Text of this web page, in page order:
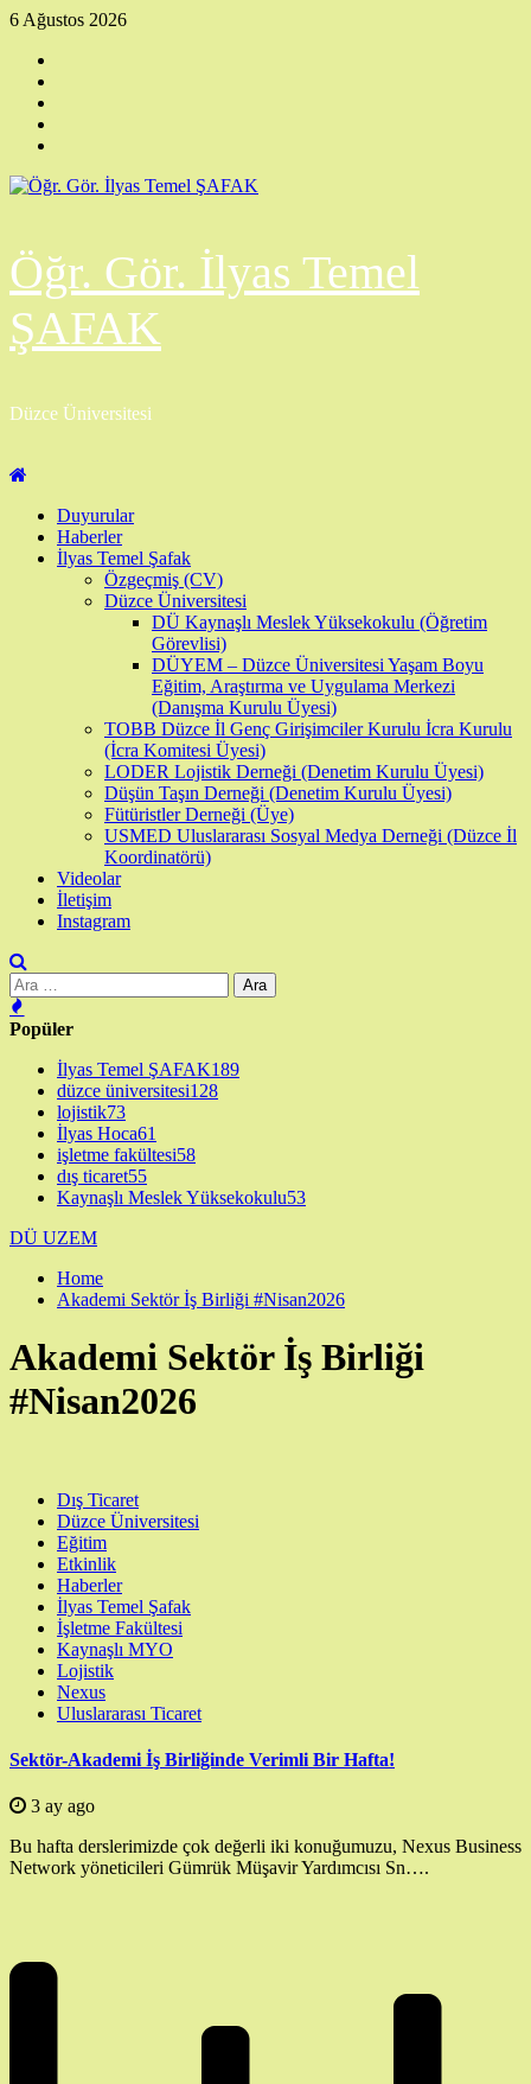
Skip
content
6 Ağustos 2026
Öğr. Gör. İlyas Temel
ŞAFAK
Düzce Üniversitesi
Duyurular
Haberler
İlyas Temel Şafak
Özgeçmiş (CV)
Düzce Üniversitesi
DÜ Kaynaşlı Meslek Yüksekokulu (Öğretim
Görevlisi)
DÜYEM – Düzce Üniversitesi Yaşam Boyu
Eğitim, Araştırma ve Uygulama Merkezi
(Danışma Kurulu Üyesi)
TOBB Düzce İl Genç Girişimciler Kurulu İcra Kurulu
(İcra Komitesi Üyesi)
LODER Lojistik Derneği (Denetim Kurulu Üyesi)
Düşün Taşın Derneği (Denetim Kurulu Üyesi)
Fütüristler Derneği (Üye)
USMED Uluslararası Sosyal Medya Derneği (Düzce İl
Koordinatörü)
Videolar
İletişim
Instagram
Arama:
Popüler
İlyas Temel ŞAFAK189
düzce üniversitesi128
lojistik73
İlyas Hoca61
işletme fakültesi58
dış ticaret55
Kaynaşlı Meslek Yüksekokulu53
DÜ UZEM
Home
Akademi Sektör İş Birliği #Nisan2026
Akademi Sektör İş Birliği
#Nisan2026
Dış Ticaret
Düzce Üniversitesi
Eğitim
Etkinlik
Haberler
İlyas Temel Şafak
İşletme Fakültesi
Kaynaşlı MYO
Lojistik
Nexus
Uluslararası Ticaret
Sektör-Akademi İş Birliğinde Verimli Bir Hafta!
3 ay ago
Bu hafta derslerimizde çok değerli iki konuğumuzu, Nexus Business
Network yöneticileri Gümrük Müşavir Yardımcısı Sn….